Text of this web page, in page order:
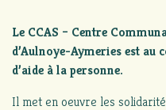
Le CCAS – Centre
d’Aulnoye-Aymeries est au
d’aide à la personne.
Il met en oeuvre les